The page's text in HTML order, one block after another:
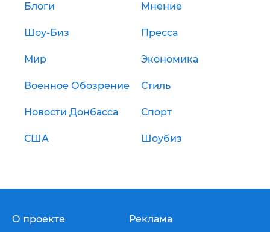
Блоги Мнение
Шоу-Биз Пресса
Мир Экономика
Военное Обозрение Стиль
Новости Донбасса Спорт
США Шоубиз
О проекте Реклама